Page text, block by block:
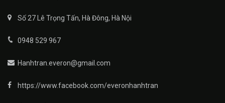
Số 27 Lê Trọng Tấn, Hà Đông, Hà Nội
0948 529 967
Hanhtran.everon@gmail.com
https://www.facebook.com/everonhanhtran